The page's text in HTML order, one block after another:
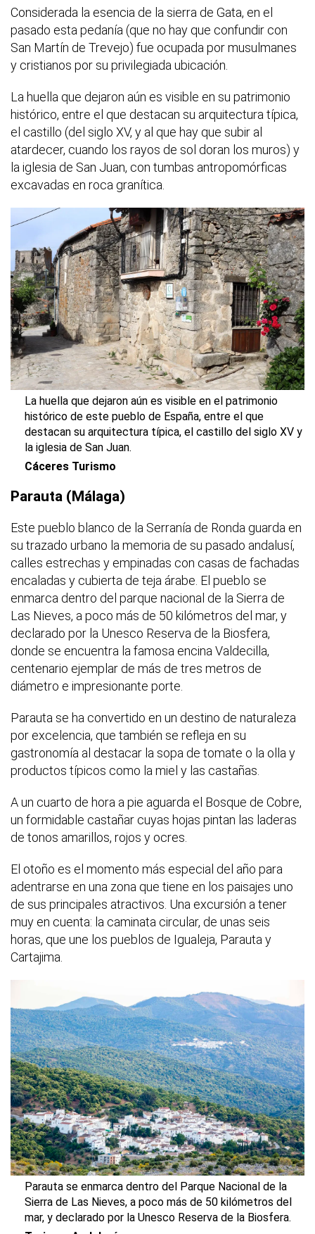
Considerada la esencia de la sierra de Gata, en el
pasado esta pedanía (que no hay que confundir con
San Martín de Trevejo) fue ocupada por musulmanes
y cristianos por su privilegiada ubicación.
La huella que dejaron aún es visible en su patrimonio
histórico, entre el que destacan su arquitectura típica,
el castillo (del siglo XV, y al que hay que subir al
atardecer, cuando los rayos de sol doran los muros) y
la iglesia de San Juan, con tumbas antropomórficas
excavadas en roca granítica.
La huella que dejaron aún es visible en el patrimonio
histórico de este pueblo de España, entre el que
destacan su arquitectura típica, el castillo del siglo XV y
la iglesia de San Juan.
Cáceres Turismo
Parauta (Málaga)
Este pueblo blanco de la Serranía de Ronda guarda en
su trazado urbano la memoria de su pasado andalusí,
calles estrechas y empinadas con casas de fachadas
encaladas y cubierta de teja árabe. El pueblo se
enmarca dentro del parque nacional de la Sierra de
Las Nieves, a poco más de 50 kilómetros del mar, y
declarado por la Unesco Reserva de la Biosfera,
donde se encuentra la famosa encina Valdecilla,
centenario ejemplar de más de tres metros de
diámetro e impresionante porte.
Parauta se ha convertido en un destino de naturaleza
por excelencia, que también se refleja en su
gastronomía al destacar la sopa de tomate o la olla y
productos típicos como la miel y las castañas.
A un cuarto de hora a pie aguarda el Bosque de Cobre,
un formidable castañar cuyas hojas pintan las laderas
de tonos amarillos, rojos y ocres.
El otoño es el momento más especial del año para
adentrarse en una zona que tiene en los paisajes uno
de sus principales atractivos. Una excursión a tener
muy en cuenta: la caminata circular, de unas seis
horas, que une los pueblos de Igualeja, Parauta y
Cartajima.
Parauta se enmarca dentro del Parque Nacional de la
Sierra de Las Nieves, a poco más de 50 kilómetros del
mar, y declarado por la Unesco Reserva de la Biosfera.